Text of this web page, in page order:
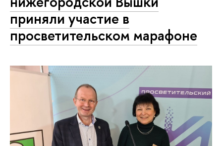
приняли участие в
просветительском марафоне